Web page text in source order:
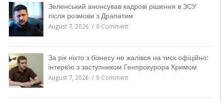
Зеленський анонсував кадрові рішення в ЗСУ
після розмови з Драпатим
August 7, 2026 0 Comment
За рік ніхто з бізнесу не жалівся на тиск офіційно:
інтерв’ю з заступником Генпрокурора Кримом
August 7, 2026 0 Comment